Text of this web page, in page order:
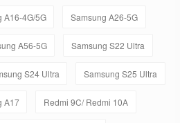
A16-4G/5G Samsung A26-5G
A56-5G Samsung S22 Ultra
S24 Ultra Samsung S25 Ultra
A17 Redmi 9C/ Redmi 10A